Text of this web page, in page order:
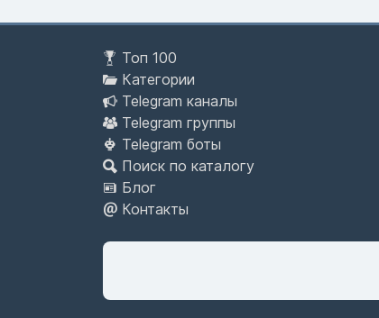
Топ 100
Категории
Telegram каналы
Telegram группы
Telegram боты
Поиск по каталогу
Блог
Контакты